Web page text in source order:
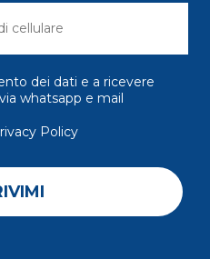
dei dati e a ricevere
whatsapp e mail
Policy